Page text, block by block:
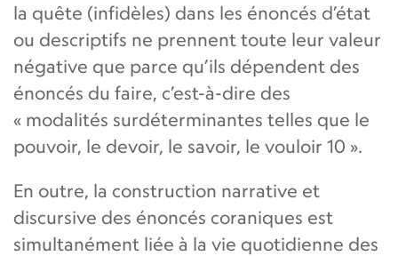
la quête (infidèles) dans les énoncés d’état
ou descriptifs ne prennent toute leur valeur
négative que parce qu’ils dépendent des
énoncés du faire, c’est-à-dire des
« modalités surdéterminantes telles que le
pouvoir, le devoir, le savoir, le vouloir 10 ».
En outre, la construction narrative et
discursive des énoncés coraniques est
simultanément liée à la vie quotidienne des